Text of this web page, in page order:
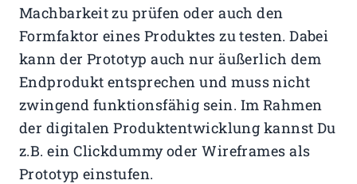
Machbarkeit zu prüfen oder auch den
Formfaktor eines Produktes zu testen. Dabei
kann der Prototyp auch nur äußerlich dem
Endprodukt entsprechen und muss nicht
zwingend funktionsfähig sein. Im Rahmen
der digitalen Produktentwicklung kannst Du
z.B. ein Clickdummy oder Wireframes als
Prototyp einstufen.